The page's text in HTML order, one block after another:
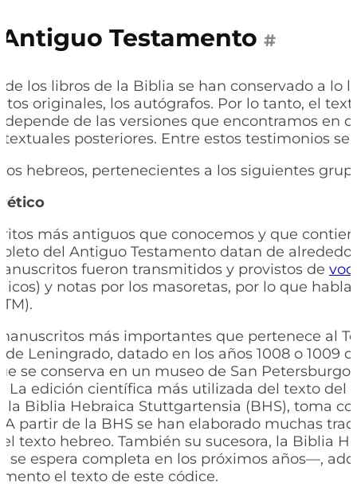
Antiguo Testamento #
los libros de la Biblia se han conservado a lo
originales, los autógrafos. Por lo tanto, el
depende de las versiones que encontramos en
posteriores. Entre estos testimonios se
hebreos, pertenecientes a los siguientes
más antiguos que conocemos y que
del Antiguo Testamento datan de
fueron transmitidos y provistos de
y notas por los masoretas, por lo que
más importantes que pertenece al
de Leningrado, datado en los años 1008 o 1009
se conserva en un museo de San
La edición científica más utilizada del texto del
la Biblia Hebraica Stuttgartensia (BHS), toma
partir de la BHS se han elaborado muchas
texto hebreo. También su sucesora, la Biblia
se espera completa en los próximos años—,
el texto de este códice.